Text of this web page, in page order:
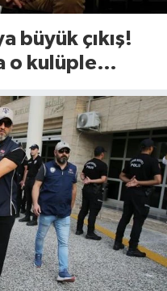
büyük çıkış!
o kulüple